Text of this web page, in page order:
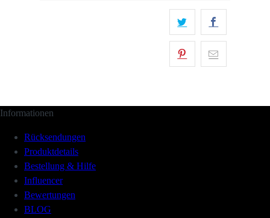
Informationen
Rücksendungen
Produktdetails
Bestellung & Hilfe
Influencer
Bewertungen
BLOG